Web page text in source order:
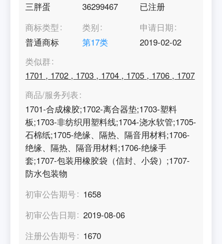
三胖蛋
36299467
已注册
商标类型
普通商标
类别
第17类
申请日期
2019-02-02
类似群
1701 , 1702 , 1703 , 1704 , 1705 , 1706 , 1707
商品/服务列表
1701-合成橡胶;1702-离合器垫;1703-塑料
板;1703-非纺织用塑料线;1704-浇水软管;1705-
石棉纸;1705-绝缘、隔热、隔音用材料;1706-
绝缘、隔热、隔音用材料;1706-绝缘手
套;1707-包装用橡胶袋（信封、小袋）;1707-
防水包装物
初审公告期号
1658
初审公告日期
2019-08-06
注册公告期号
1670